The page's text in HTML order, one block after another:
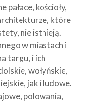
pałace, kościoły,
które
nie istnieją.
w miastach i
targu, i ich
wołyńskie,
jak i ludowe.
polowania,